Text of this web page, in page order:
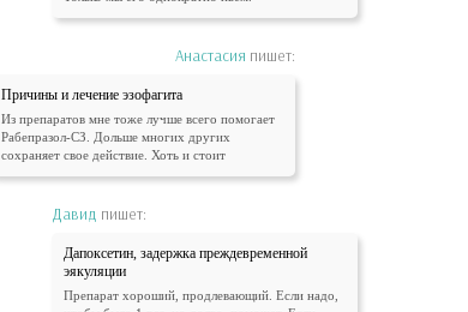
Анастасия пишет:
Причины и лечение эзофагита
Из препаратов мне тоже лучше всего помогает
Рабепразол-СЗ. Дольше многих других
сохраняет свое действие. Хоть и стоит
Давид пишет:
Дапоксетин, задержка преждевременной
эякуляции
Препарат хороший, продлевающий. Если надо,